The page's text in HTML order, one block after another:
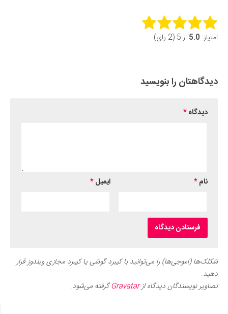
Rate this item:
امتیاز: 5.0 از 5 (2 رای)
دیدگاهتان را بنویسید
دیدگاه*
نام* ایمیل*
شکلک‌ها (اموجی‌ها) را می‌توانید با کیبرد گوشی یا کیبرد مجازی ویندوز قرار
دهید.
تصاویر نویسندگان دیدگاه ازGravatarگرفته می‌شود.